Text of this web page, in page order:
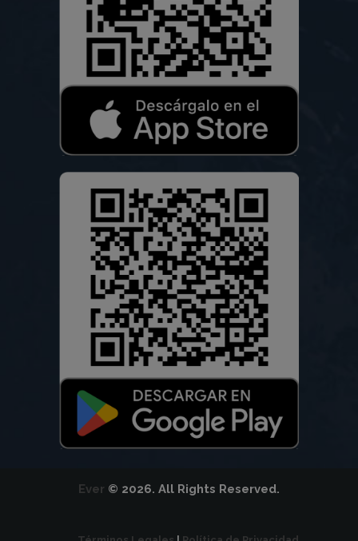
Ever © 2026. All Rights Reserved.